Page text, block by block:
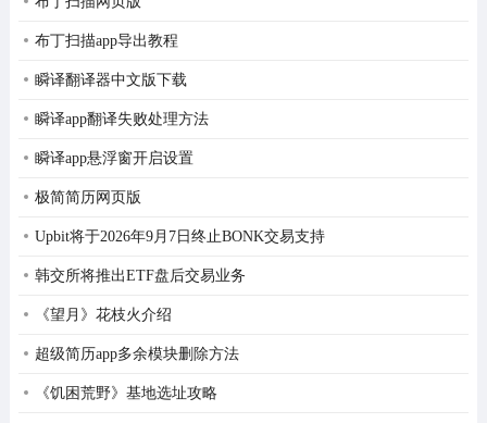
无限穿透，攻击间隔3秒;
2、超级樱桃射手：【豌豆+樱桃】攻击力0，子弹命中僵
尸后造成爆炸，对小范围内僵尸造成500伤害，无视二类
3、向日葵坚果：【向日葵+坚果】血量4000 每25±1秒生
尸越近攻速越高，最高0.5s，消失时向四周发射36颗豌豆;
布丁扫描app导出教程
瞬译翻译器中文版下载
瞬译app翻译失败处理方法
瞬译app悬浮窗开启设置
极简简历网页版
Upbit将于2026年9月7日终止BONK交易支持
韩交所将推出ETF盘后交易业务
《望月》花枝火介绍
超级简历app多余模块删除方法
《饥困荒野》基地选址攻略